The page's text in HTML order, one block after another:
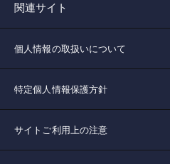
関連サイト
個人情報の取扱いについて
特定個人情報保護方針
サイトご利用上の注意